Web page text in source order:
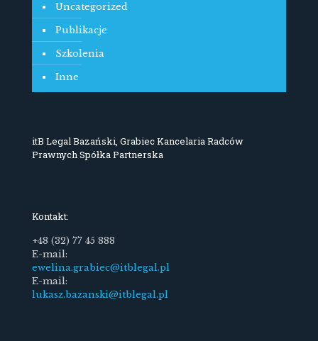
Uncategorized
Publikacje
Szkolenia
Inne
itB Legal Bazański, Grabiec Kancelaria Radców
Prawnych Spółka Partnerska
Kontakt:
+48 (32) 77 45 888
E-mail:
ewelina.grabiec@itblegal.pl
E-mail:
lukasz.bazanski@itblegal.pl